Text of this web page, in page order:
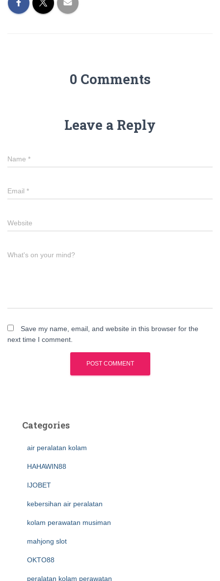
0 Comments
Leave a Reply
Name *
Email *
Website
What's on your mind?
Save my name, email, and website in this browser for the
next time I comment.
Categories
air peralatan kolam
HAHAWIN88
IJOBET
kebersihan air peralatan
kolam perawatan musiman
mahjong slot
OKTO88
peralatan kolam perawatan